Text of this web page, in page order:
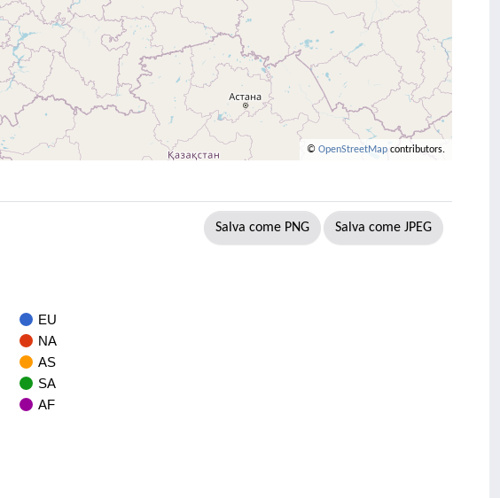
© OpenStreetMap contributors.
Salva come PNG Salva come JPEG
EU
NA
AS
SA
AF